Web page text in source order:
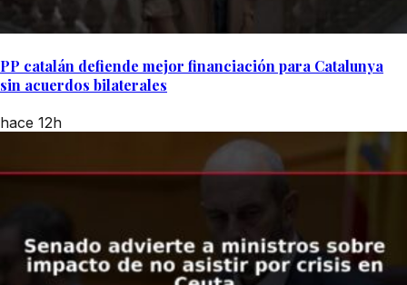
PP catalán defiende mejor financiación para Catalunya
sin acuerdos bilaterales
hace 12h